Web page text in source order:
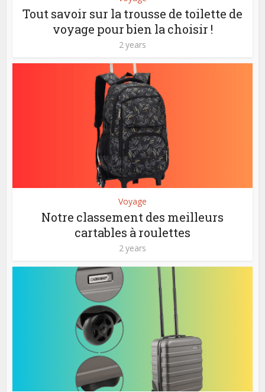
Tout savoir sur la trousse de toilette de
voyage pour bien la choisir !
2 years
Voyage
Notre classement des meilleurs
cartables à roulettes
2 years